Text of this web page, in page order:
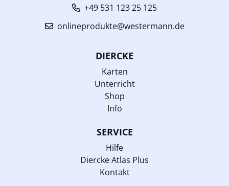
+49 531 123 25 125
onlineprodukte@westermann.de
DIERCKE
Karten
Unterricht
Shop
Info
SERVICE
Hilfe
Diercke Atlas Plus
Kontakt